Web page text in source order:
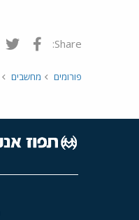
Share: פייסבוק
פורומים מחשבים